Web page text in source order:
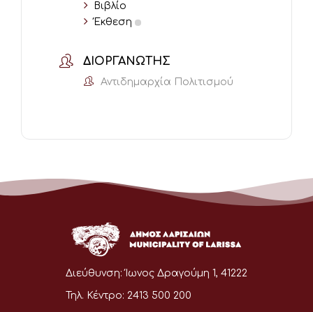
Βιβλίο
Έκθεση
ΔΙΟΡΓΑΝΩΤΉΣ
Αντιδημαρχία Πολιτισμού
Διεύθυνση: Ίωνος Δραγούμη 1, 41222
Τηλ. Κέντρο: 2413 500 200